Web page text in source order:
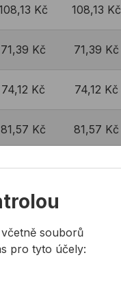
Kč 108,13 Kč
71,39 Kč 71,39 Kč
74,12 Kč 74,12 Kč
81,57 Kč 81,57 Kč
97,82 Kč 97,82 Kč
97,27 Kč
Kč 121,23 Kč
souborů
pro tyto účely: